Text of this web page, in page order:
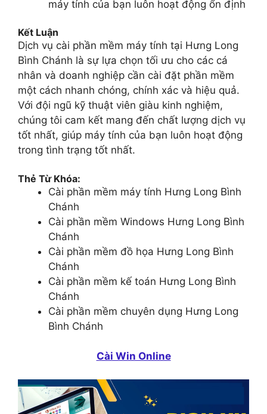
máy tính của bạn luôn hoạt động ổn định
Kết Luận
Dịch vụ cài phần mềm máy tính tại Hưng Long
Bình Chánh là sự lựa chọn tối ưu cho các cá
nhân và doanh nghiệp cần cài đặt phần mềm
một cách nhanh chóng, chính xác và hiệu quả.
Với đội ngũ kỹ thuật viên giàu kinh nghiệm,
chúng tôi cam kết mang đến chất lượng dịch vụ
tốt nhất, giúp máy tính của bạn luôn hoạt động
trong tình trạng tốt nhất.
Thẻ Từ Khóa:
Cài phần mềm máy tính Hưng Long Bình
Chánh
Cài phần mềm Windows Hưng Long Bình
Chánh
Cài phần mềm đồ họa Hưng Long Bình
Chánh
Cài phần mềm kế toán Hưng Long Bình
Chánh
Cài phần mềm chuyên dụng Hưng Long
Bình Chánh
Cài Win Online